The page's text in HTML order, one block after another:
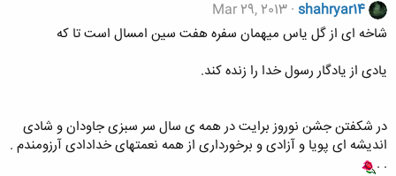
shahryar14
Mar 29, 2013
شاخه ای از گل یاس میهمان سفره هفت سین امسال است تا که
یادی از یادگار رسول خدا را زنده کند.
در شکفتن جشن نوروز برایت در همه ی سال سر سبزی جاودان و شادی
اندیشه ای پویا و آزادی و برخورداری از همه نعمتهای خدادادی آرزومندم .
. .